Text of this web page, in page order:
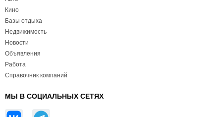
Кино
Базы отдыха
Недвижимость
Новости
Объявления
Работа
Справочник компаний
МЫ В СОЦИАЛЬНЫХ СЕТЯХ